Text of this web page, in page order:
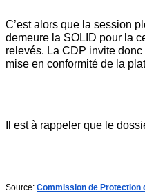
C’est alors que la session
demeure la SOLID pour la
relevés. La CDP invite
mise en conformité de la
Il est à rappeler que le
Source: Commission de Protection